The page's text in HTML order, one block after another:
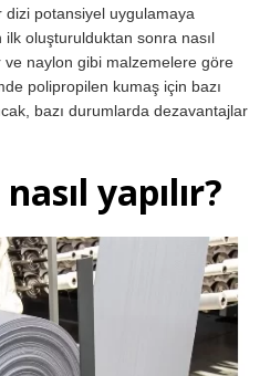
dizi potansiyel uygulamaya
oluşturulduktan sonra nasıl
ve naylon gibi malzemelere göre
polipropilen kumaş için bazı
bazı durumlarda dezavantajlar
yapılır?